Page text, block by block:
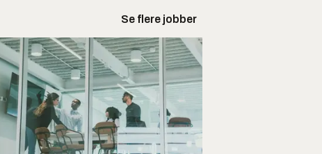
Se flere jobber